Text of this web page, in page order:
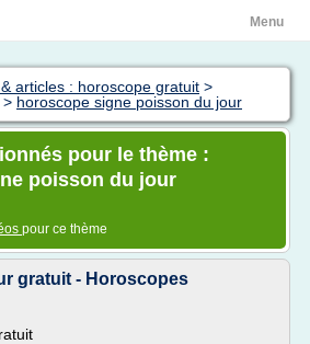
Menu
articles : horoscope gratuit >
> horoscope signe poisson du jour
pour le thème :
poisson du jour
pour ce thème
gratuit - Horoscopes